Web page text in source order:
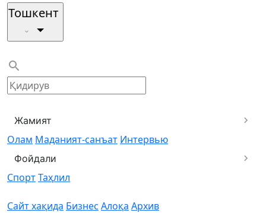
Тошкент
Жамият
Олам Маданият-санъат Интервью
Фойдали
СпортТаҳлил
Сайт хақида Бизнес Алоқа Архив